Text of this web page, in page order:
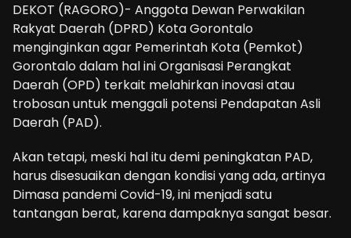
DEKOT (RAGORO)- Anggota Dewan Perwakilan
Rakyat Daerah (DPRD) Kota Gorontalo
menginginkan agar Pemerintah Kota (Pemkot)
Gorontalo dalam hal ini Organisasi Perangkat
Daerah (OPD) terkait melahirkan inovasi atau
trobosan untuk menggali potensi Pendapatan Asli
Daerah (PAD).
Akan tetapi, meski hal itu demi peningkatan PAD,
harus disesuaikan dengan kondisi yang ada, artinya
Dimasa pandemi Covid-19, ini menjadi satu
tantangan berat, karena dampaknya sangat besar.